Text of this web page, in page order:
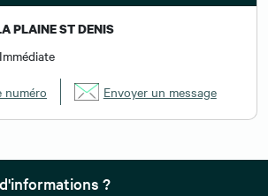
PLAINE ST DENIS
numéro Envoyer un message
?